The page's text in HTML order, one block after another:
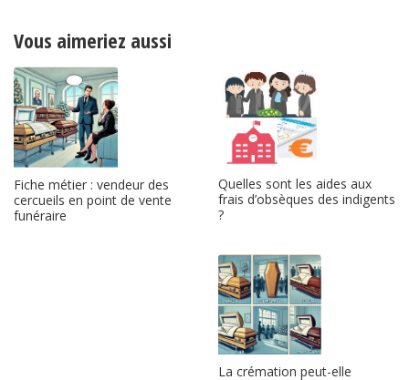
Vous aimeriez aussi
Fiche métier : vendeur des
cercueils en point de vente
funéraire
Quelles sont les aides aux
frais d’obsèques des indigents
?
La crémation peut-elle